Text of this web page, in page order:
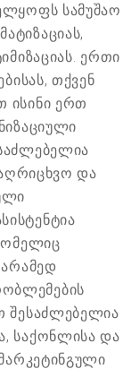
სამუშაო
ერთი
თქვენ
ისინი ერთ
და
შესაძლებელია
საქონლისა და